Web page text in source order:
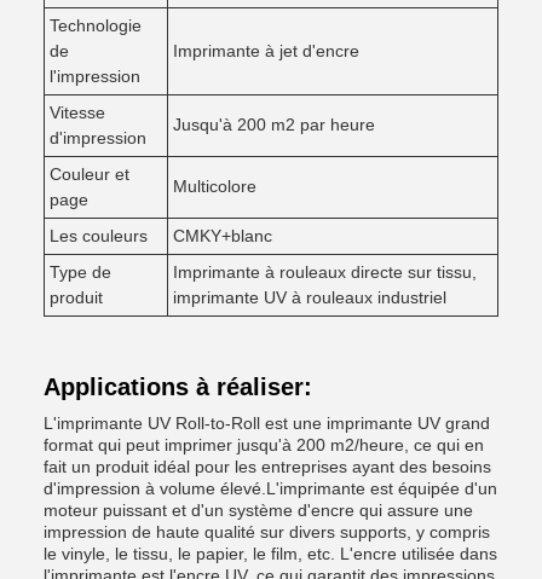
Technologie
de
l'impression
Imprimante à jet d'encre
Vitesse
d'impression
Jusqu'à 200 m2 par heure
Couleur et
page
Multicolore
Les couleurs
CMKY+blanc
Type de
produit
Imprimante à rouleaux directe sur tissu,
imprimante UV à rouleaux industriel
Applications à réaliser:
L'imprimante UV Roll-to-Roll est une imprimante UV grand
format qui peut imprimer jusqu'à 200 m2/heure, ce qui en
fait un produit idéal pour les entreprises ayant des besoins
d'impression à volume élevé.L'imprimante est équipée d'un
moteur puissant et d'un système d'encre qui assure une
impression de haute qualité sur divers supports, y compris
le vinyle, le tissu, le papier, le film, etc. L'encre utilisée dans